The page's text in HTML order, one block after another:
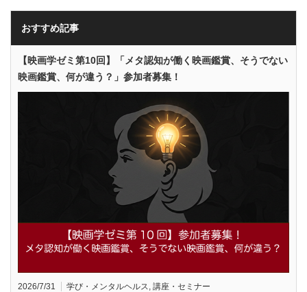
おすすめ記事
【映画学ゼミ第10回】「メタ認知が働く映画鑑賞、そうでない
映画鑑賞、何が違う？」参加者募集！
2026/7/31 学び・メンタルヘルス 講座・セミナー